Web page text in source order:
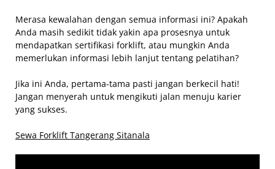
Merasa kewalahan dengan semua informasi ini? Apakah
Anda masih sedikit tidak yakin apa prosesnya untuk
mendapatkan sertifikasi forklift, atau mungkin Anda
memerlukan informasi lebih lanjut tentang pelatihan?
Jika ini Anda, pertama-tama pasti jangan berkecil hati!
Jangan menyerah untuk mengikuti jalan menuju karier
yang sukses.
Sewa Forklift Tangerang Sitanala